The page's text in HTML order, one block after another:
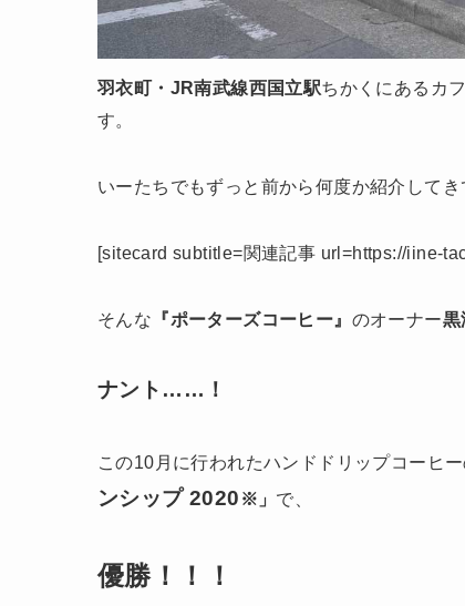
羽衣町・JR南武線西国立駅ちかくにあるカ
す。
いーたちでもずっと前から何度か紹介してき
[sitecard subtitle=関連記事 url=https://iine-
そんな 『ポーターズコーヒー』 のオーナー黒
ナント……！
この10月に行われたハンドドリップコーヒ
ンシップ 2020 ※」 で、
優勝！！！